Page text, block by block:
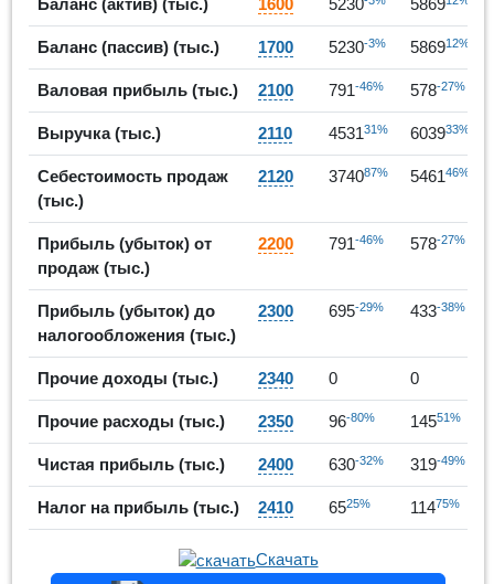
Баланс (актив) (тыс.) 1600 5230 5869
Баланс (пассив) (тыс.) 1700 5230-3% 586912%
Валовая прибыль (тыс.) 2100 791-46% 578-27%
Выручка (тыс.) 2110 453131% 603933%
Себестоимость продаж
(тыс.)
2120 374087% 546146%
Прибыль (убыток) от
продаж (тыс.)
2200 791-46% 578-27%
Прибыль (убыток) до
налогообложения (тыс.)
2300 695-29% 433-38%
Прочие доходы (тыс.) 2340 0 0
Прочие расходы (тыс.) 2350 96-80% 14551%
Чистая прибыль (тыс.) 2400 630-32% 319-49%
Налог на прибыль (тыс.) 2410 6525% 11475%
Скачать